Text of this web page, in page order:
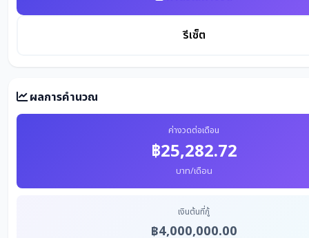
รีเซ็ต
ผลการคำนวณ
ค่างวดต่อเดือน
฿25,282.72
บาท/เดือน
เงินต้นที่กู้
฿4,000,000.00